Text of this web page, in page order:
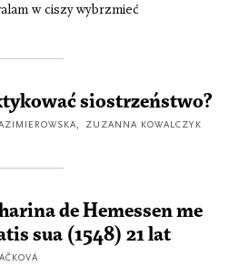
w ciszy wybrzmieć
siostrzeństwo?
, ZUZANNA KOWALCZYK
de Hemessen me
sua (1548) 21 lat